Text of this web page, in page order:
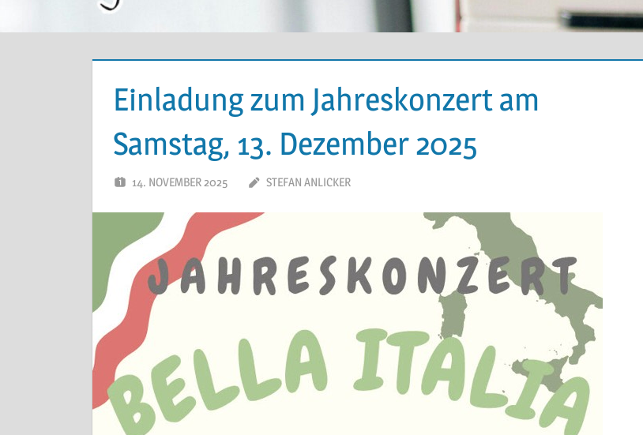
Einladung zum Jahreskonzert am
Samstag, 13. Dezember 2025
14. NOVEMBER 2025 STEFAN ANLICKER